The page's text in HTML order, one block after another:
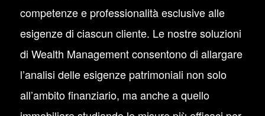
competenze e professionalità esclusive alle
esigenze di ciascun cliente. Le nostre soluzioni
di Wealth Management consentono di allargare
l’analisi delle esigenze patrimoniali non solo
all’ambito finanziario, ma anche a quello